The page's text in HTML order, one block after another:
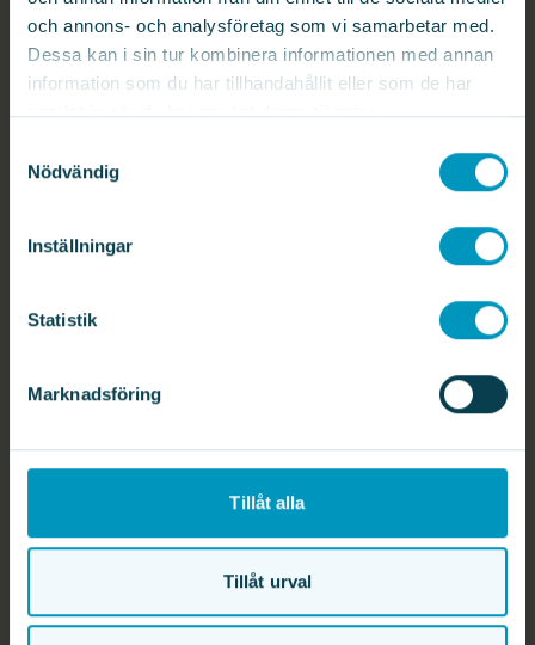
och annons- och analysföretag som vi samarbetar med.
Dessa kan i sin tur kombinera informationen med annan
information som du har tillhandahållit eller som de har
samlat in när du har använt deras tjänster.
Nödvändig
Inställningar
Statistik
Marknadsföring
Tillåt alla
Tillåt urval
NYHETER
Starkt första halvår för Automation
EVENT
Vi ses på AMB mässan i Stuttgart